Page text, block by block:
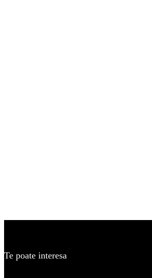
Te poate interesa